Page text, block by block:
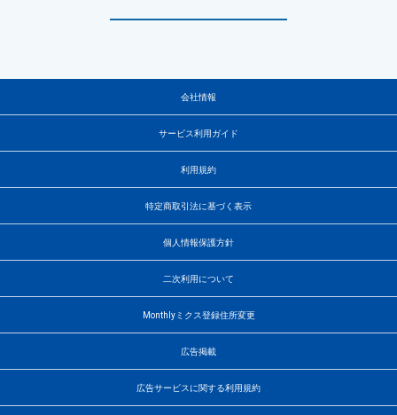
会社情報
サービス利用ガイド
利用規約
特定商取引法に基づく表示
個人情報保護方針
二次利用について
Monthlyミクス登録住所変更
広告掲載
広告サービスに関する利用規約